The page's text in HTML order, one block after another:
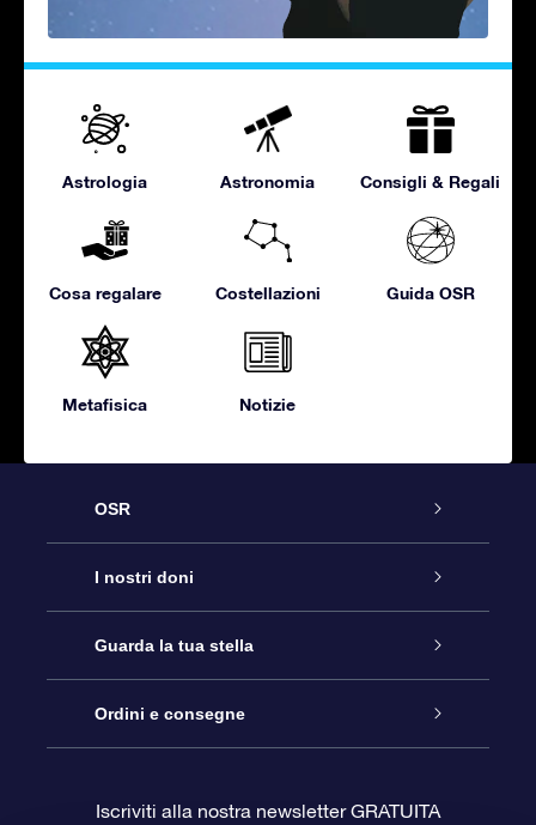
Astrologia Astronomia Consigli & Regali
Cosa regalare Costellazioni Guida OSR
Metafisica Notizie
OSR
Assistenza
Contattaci
Blog
I nostri doni
Online Star Gift
Pacchetto regalo OSR
Guarda la tua stella
Registro stellare
Ordini e consegne
Iscriviti alla nostra newsletter GRATUITA